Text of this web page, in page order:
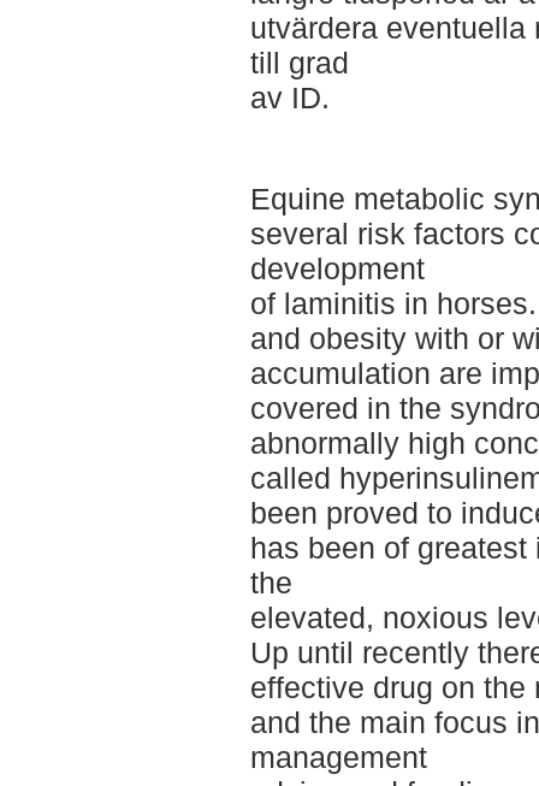
utvärdera
till grad
av ID.
Equine metabolic
several risk factors
development
of laminitis in
and obesity with or
accumulation are
covered in the
abnormally high
called
been proved to
has been of
the
elevated, noxious
Up until recently
effective drug on the
and the main focus
management